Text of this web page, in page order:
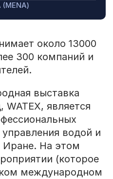
около 13000
300 компаний и
выставка
является
водой и
На этом
(которое
международном